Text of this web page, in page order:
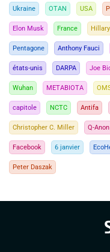
Ukraine OTAN USA
Elon Musk France
Pentagone Anthony Fauci
états-unis DARPA Joe
Wuhan METABIOTA
capitole NCTC Antifa
Christopher C. Miller Q-Anon
Facebook 6 janvier
Peter Daszak